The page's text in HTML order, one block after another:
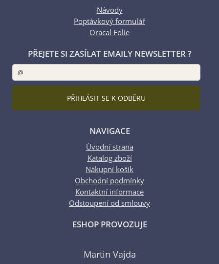
Návody
Poptávkový formulář
Oracal Folie
PŘEJETE SI ZASÍLAT EMAILY NEWSLETTER ?
NAVIGACE
Úvodní strana
Katalog zboží
Nákupní košík
Obchodní podmínky
Kontaktní informace
Odstoupení od smlouvy
ESHOP PROVOZUJE
Martin Vajda